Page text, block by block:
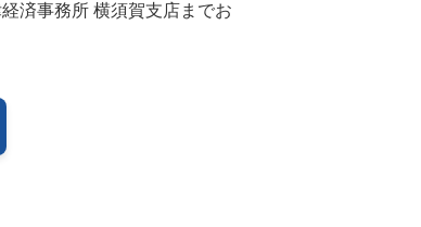
済事務所 横須賀支店までお